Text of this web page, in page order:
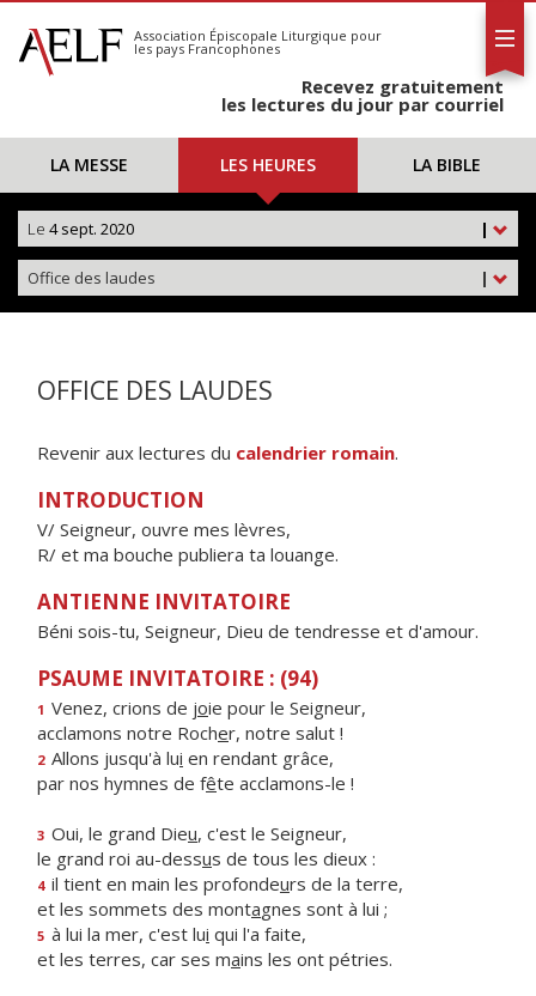
S'abonner
Calendrier
Association Épiscopale Liturgique pour
les pays Francophones
Recevez gratuitement
les lectures du jour par courriel
LA MESSE LES HEURES LA BIBLE
|
Le 4 sept. 2020
|
Office des laudes
OFFICE DES LAUDES
Revenir aux lectures du calendrier romain.
INTRODUCTION
V/ Seigneur, ouvre mes lèvres,
R/ et ma bouche publiera ta louange.
ANTIENNE INVITATOIRE
Béni sois-tu, Seigneur, Dieu de tendresse et d'amour.
PSAUME INVITATOIRE : (94)
1 Venez, crions de joie pour le Seigneur,
acclamons notre Rocher, notre salut !
2 Allons jusqu'à lui en rendant grâce,
par nos hymnes de fête acclamons-le !
3 Oui, le grand Dieu, c'est le Seigneur,
le grand roi au-dessus de tous les dieux :
4 il tient en main les profondeurs de la terre,
et les sommets des montagnes sont à lui ;
5 à lui la mer, c'est lui qui l'a faite,
et les terres, car ses mains les ont pétries.